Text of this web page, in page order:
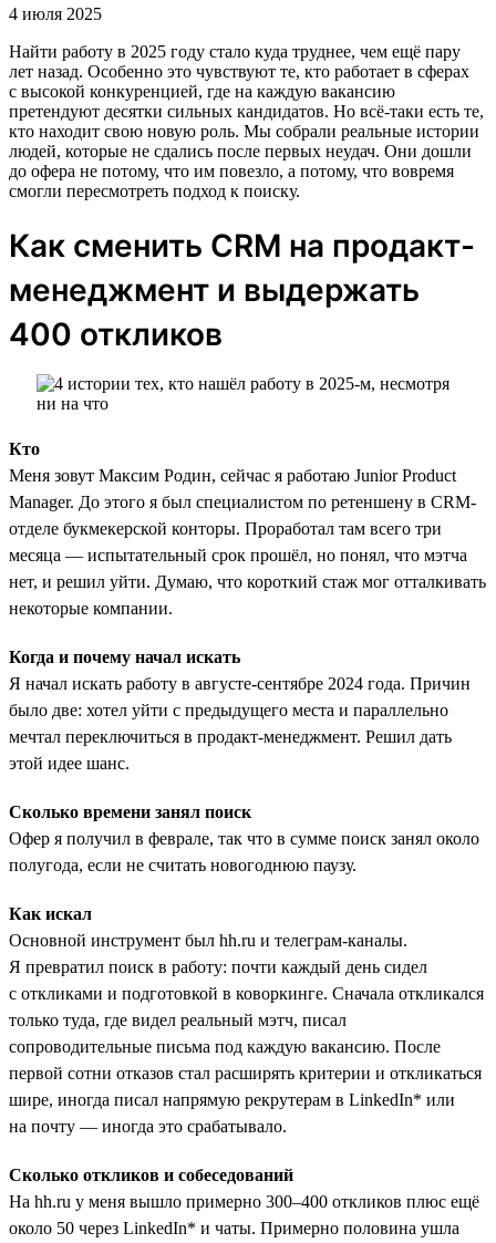
4 июля 2025
Найти работу в 2025 году стало куда труднее, чем ещё пару
лет назад. Особенно это чувствуют те, кто работает в сферах
с высокой конкуренцией, где на каждую вакансию
претендуют десятки сильных кандидатов. Но всё-таки есть те,
кто находит свою новую роль. Мы собрали реальные истории
людей, которые не сдались после первых неудач. Они дошли
до офера не потому, что им повезло, а потому, что вовремя
смогли пересмотреть подход к поиску.
Как сменить CRM на продакт-
менеджмент и выдержать
400 откликов
Кто
Меня зовут Максим Родин, сейчас я работаю Junior Product
Manager. До этого я был специалистом по ретеншену в CRM-
отделе букмекерской конторы. Проработал там всего три
месяца — испытательный срок прошёл, но понял, что мэтча
нет, и решил уйти. Думаю, что короткий стаж мог отталкивать
некоторые компании.
Когда и почему начал искать
Я начал искать работу в августе-сентябре 2024 года. Причин
было две: хотел уйти с предыдущего места и параллельно
мечтал переключиться в продакт-менеджмент. Решил дать
этой идее шанс.
Сколько времени занял поиск
Офер я получил в феврале, так что в сумме поиск занял около
полугода, если не считать новогоднюю паузу.
Как искал
Основной инструмент был hh.ru и телеграм-каналы.
Я превратил поиск в работу: почти каждый день сидел
с откликами и подготовкой в коворкинге. Сначала откликался
только туда, где видел реальный мэтч, писал
сопроводительные письма под каждую вакансию. После
первой сотни отказов стал расширять критерии и откликаться
шире, иногда писал напрямую рекрутерам в LinkedIn* или
на почту — иногда это срабатывало.
Сколько откликов и собеседований
На hh.ru у меня вышло примерно 300–400 откликов плюс ещё
около 50 через LinkedIn* и чаты. Примерно половина ушла